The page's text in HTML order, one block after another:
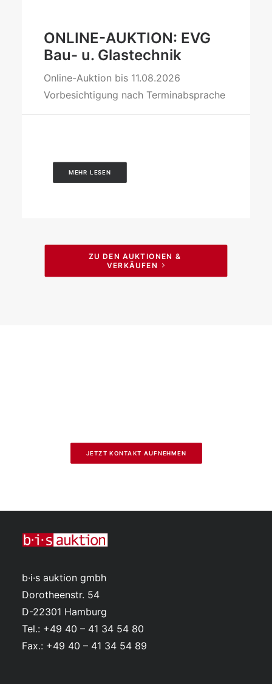
ONLINE-AUKTION: EVG
Bau- u. Glastechnik
Online-Auktion bis 11.08.2026
Vorbesichtigung nach Terminabsprache
MEHR LESEN
ZU DEN AUKTIONEN &
VERKÄUFEN
JETZT KONTAKT AUFNEHMEN
b·i·s auktion gmbh
Dorotheenstr. 54
D-22301 Hamburg
Tel.: +49 40 – 41 34 54 80
Fax.: +49 40 – 41 34 54 89